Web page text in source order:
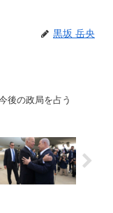
黒坂 岳央
後の政局を占う